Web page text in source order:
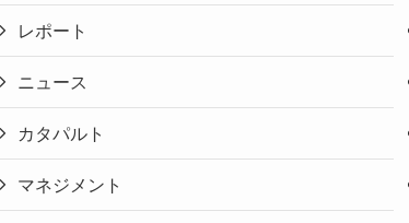
レポート
ニュース
カタパルト
マネジメント